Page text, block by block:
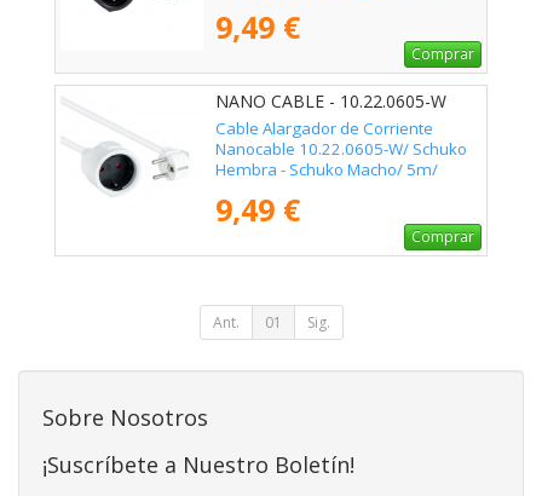
9,49 €
Comprar
NANO CABLE - 10.22.0605-W
Cable Alargador de Corriente
Nanocable 10.22.0605-W/ Schuko
Hembra - Schuko Macho/ 5m/
9,49 €
Comprar
Ant. 01 Sig.
Sobre Nosotros
¡Suscríbete a Nuestro Boletín!